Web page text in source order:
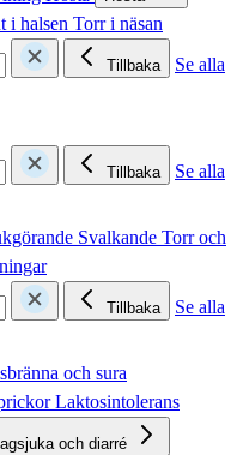
i halsen Torr i näsan
Tillbaka
Se alla
Tillbaka
Se alla
Svalkande Torr och
Tillbaka
Se alla
och sura
Laktosintolerans
och diarré